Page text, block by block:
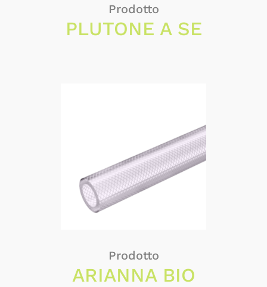
Prodotto
PLUTONE A SE
Prodotto
ARIANNA BIO